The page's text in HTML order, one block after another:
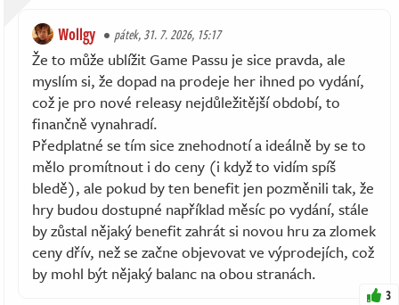
Wollgy pátek, 31. 7. 2026, 15:17
Že to může ublížit Game Passu je sice pravda, ale
myslím si, že dopad na prodeje her ihned po vydání,
což je pro nové releasy nejdůležitější období, to
finančně vynahradí.
Předplatné se tím sice znehodnotí a ideálně by se to
mělo promítnout i do ceny (i když to vidím spíš
bledě), ale pokud by ten benefit jen pozměnili tak, že
hry budou dostupné například měsíc po vydání, stále
by zůstal nějaký benefit zahrát si novou hru za zlomek
ceny dřív, než se začne objevovat ve výprodejích, což
by mohl být nějaký balanc na obou stranách.
3